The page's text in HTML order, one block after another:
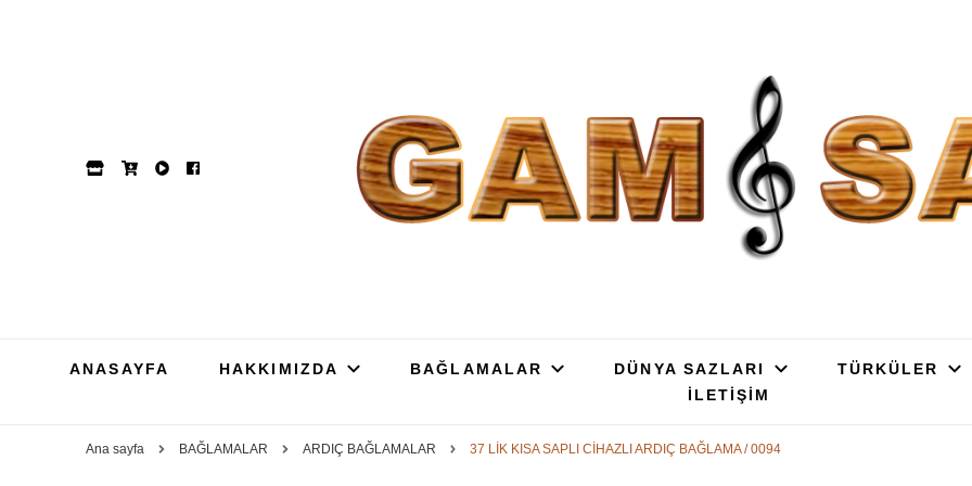
ANASAYFA HAKKIMIZDA BAĞLAMALAR DÜNYA SAZLARI TÜRKÜLER
İLETİŞİM
Ana sayfa BAĞLAMALAR ARDIÇ BAĞLAMALAR 37 LİK KISA SAPLI CİHAZLI ARDIÇ BAĞLAMA / 0094